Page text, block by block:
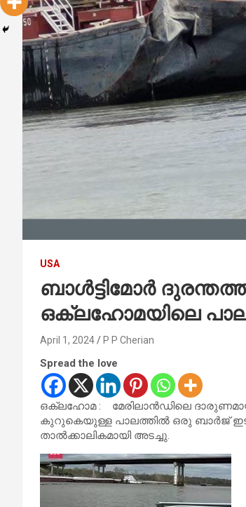
USA
ബാൾട്ടിമോർ
ഒക്ലഹോമയിലെ
April 1, 2024 P P Cherian
Spread the love
ഒക്ലഹോമ : മേരിലാൻഡിലെ ദാരുണമായ
കുറുകെയുള്ള പാലത്തിൽ ഒരു ബാർജ്
താൽക്കാലികമായി അടച്ചു.